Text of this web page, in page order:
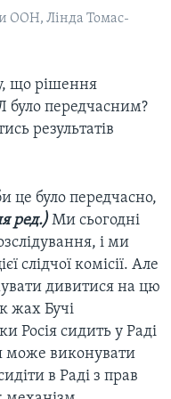
ООН, Лінда Томас-
що рішення
було передчасним?
результатів
це було передчасно,
ред.)Ми сьогодні
і ми
слідчої комісії. Але
дивитися на цю
жах Бучі
Росія сидить у Раді
може виконувати
в Раді з прав